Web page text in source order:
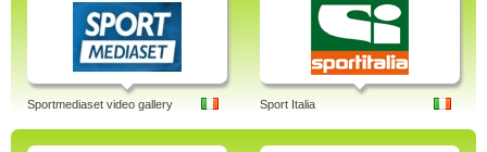
Sportmediaset video gallery Sport Italia